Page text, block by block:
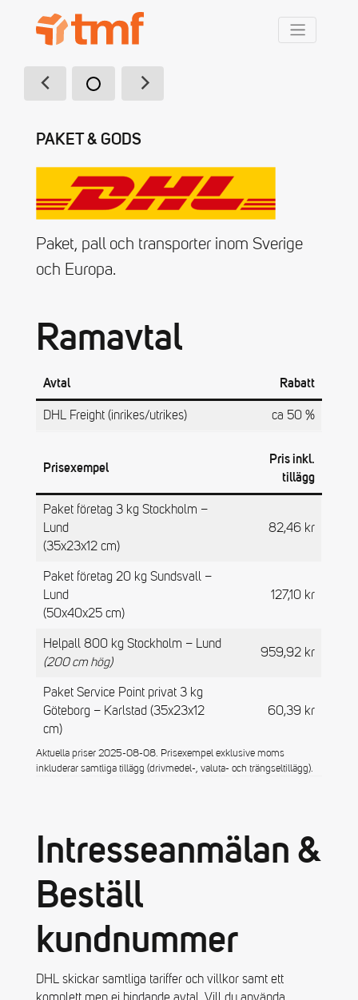
PAKET & GODS
Paket, pall och transporter inom Sverige
och Europa.
Ramavtal
Avtal Rabatt
DHL Freight (inrikes/utrikes) ca 50 %
Prisexempel
Pris inkl.
tillägg
Paket företag 3 kg Stockholm –
Lund
(35x23x12 cm)
82,46 kr
Paket företag 20 kg Sundsvall –
Lund
(50x40x25 cm)
127,10 kr
Helpall 800 kg Stockholm – Lund
(200 cm hög)
959,92 kr
Paket Service Point privat 3 kg
Göteborg – Karlstad (35x23x12
cm)
60,39 kr
Aktuella priser 2025-08-08. Prisexempel exklusive moms
inkluderar samtliga tillägg (drivmedel-, valuta- och trängseltillägg).
Intresseanmälan &
Beställ
kundnummer
DHL skickar samtliga tariffer och villkor samt ett